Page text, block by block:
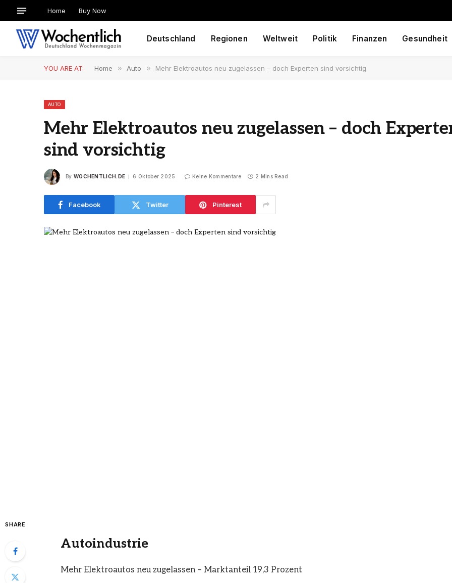
Home Buy Now
Deutschland Regionen Weltweit Politik Finanzen Gesundheit
YOU ARE AT: Home » Auto » Mehr Elektroautos neu zugelassen – doch Experten sind vorsichtig
AUTO
Mehr Elektroautos neu zugelassen – doch
sind vorsichtig
By WOCHENTLICH.DE 6 Oktober 2025 Keine Kommentare 2 Mins Read
Facebook Twitter Pinterest
SHARE
Autoindustrie
Mehr Elektroautos neu zugelassen – Marktanteil 19,3 Prozent